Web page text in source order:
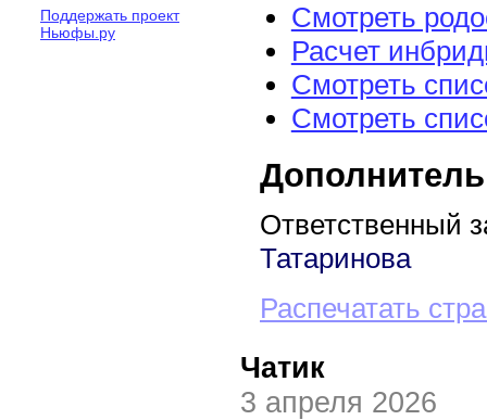
Поддержать проект
Ньюфы.ру
Смотреть
Расчет
Смотреть
Смотреть
Ответственный
Татаринова
Распечатать
Чатик
3 апреля 2026